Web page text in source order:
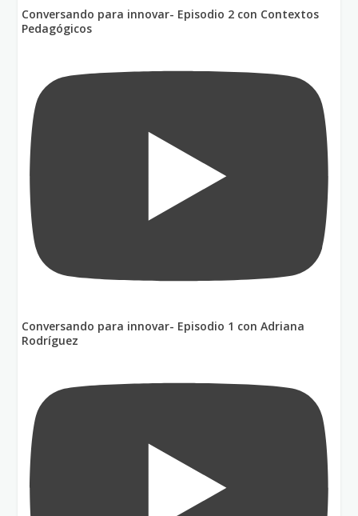
Conversando para innovar- Episodio 2 con Contextos
Pedagógicos
Conversando para innovar- Episodio 1 con Adriana
Rodríguez